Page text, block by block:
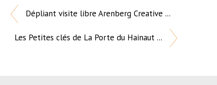
Dépliant visite libre Arenberg Creative ...
Les Petites clés de La Porte du Hainaut ...